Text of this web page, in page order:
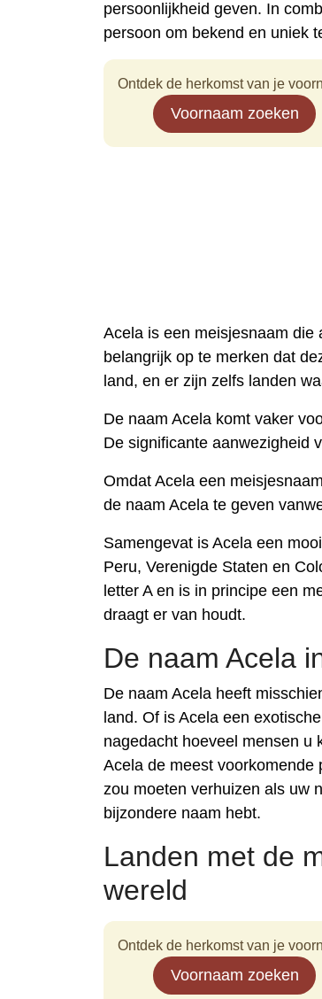
persoonlijkheid geven. In
persoon om bekend en uniek
Ontdek de herkomst van je
Voornaam zoeken
Acela is een meisjesnaam die
belangrijk op te merken dat
land, en er zijn zelfs landen
De naam Acela komt vaker
De significante aanwezigheid
Omdat Acela een
de naam Acela te geven
Samengevat is Acela een
Peru, Verenigde Staten en
letter A en is in principe een
draagt er van houdt.
De naam Acela
De naam Acela heeft
land. Of is Acela een
nagedacht hoeveel mensen u
Acela de meest voorkomende
zou moeten verhuizen als uw
bijzondere naam hebt.
Landen met de
wereld
Ontdek de herkomst van je
Voornaam zoeken